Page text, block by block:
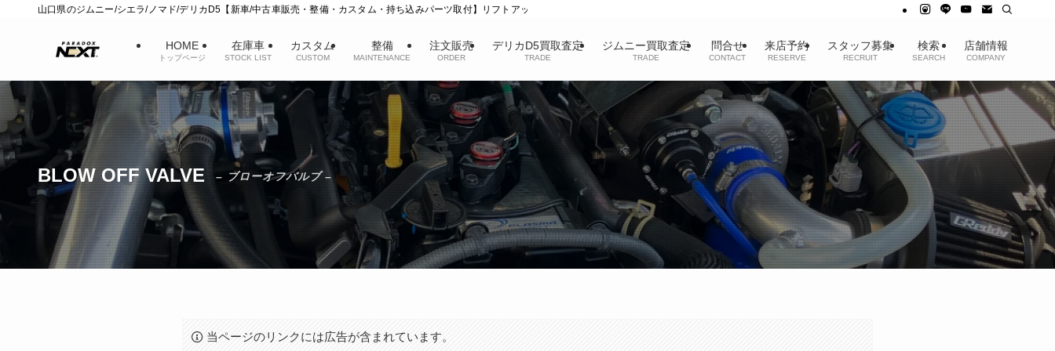
山口県のジムニー/シエラ/ノマド/デリカD5【新車/中古車販売・整備・カスタム・持ち込みパーツ取付】リフトアップ/タイヤ/ホイール
HOME
トップページ
在庫車
STOCK LIST
カスタム
CUSTOM
整備
MAINTENANCE
注文販売
ORDER
デリカD5買取査定
TRADE
ジムニー買取査定
TRADE
問合せ
CONTACT
来店予約
RESERVE
スタッフ募集
RECRUIT
検索
SEARCH
店舗情報
COMPANY
BLOW OFF VALVE – ブローオフバルブ –
当ページのリンクには広告が含まれています。